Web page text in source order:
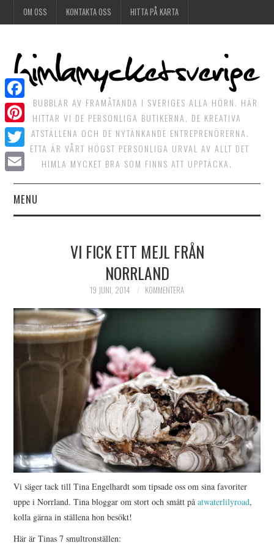
OM OSS KONTAKTA OSS HITTA PÅ KARTA
DET BUBBLAR AV FRAMÅTANDA I SVERIGES ALLA HÖRN. HÄR
HITTAR VI DE PERSONLIGA BUTIKERNA, DE KREATIVA
MATSTÄLLENA OCH DE NYTÄNKANDE ENTREPRENÖRERNA.
DETTA ÄR VÅRT HÖGST PERSONLIGA URVAL AV ALLT DET
HIMLA MYCKET BRA SOM FINNS ATT UPPTÄCKA.
MENU
HIMLAGRÖNT
HIMLASNYGGT
VI MÖTER
VI SPANAR PÅ
VI FICK ETT MEJL FRÅN
NORRLAND
19 JUNI, 2014 KOMMENTERA
Vi säger tack till Tina Engelhardt som tipsade oss om sina favoriter
uppe i Norrland. Tina bloggar om stort och smått påatwaterlilyroad,
kolla gärna in ställena hon besökt!
Här är Tinas 7 smultronställen:
Facebook
Pinterest
Twitter
Email